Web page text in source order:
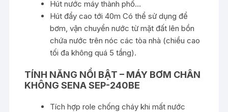
Hút nước máy thành phố…
Hút đẩy cao tới 40m Có thể sử dụng để
bơm, vận chuyển nước từ mặt đất lên bồn
chứa nước trên nóc các tòa nhà (chiều cao
tối đa không quá 5 tầng).
TÍNH NĂNG NỔI BẬT – MÁY BƠM CHÂN
KHÔNG SENA SEP-240BE
Tích hợp role chống cháy khi mất nước